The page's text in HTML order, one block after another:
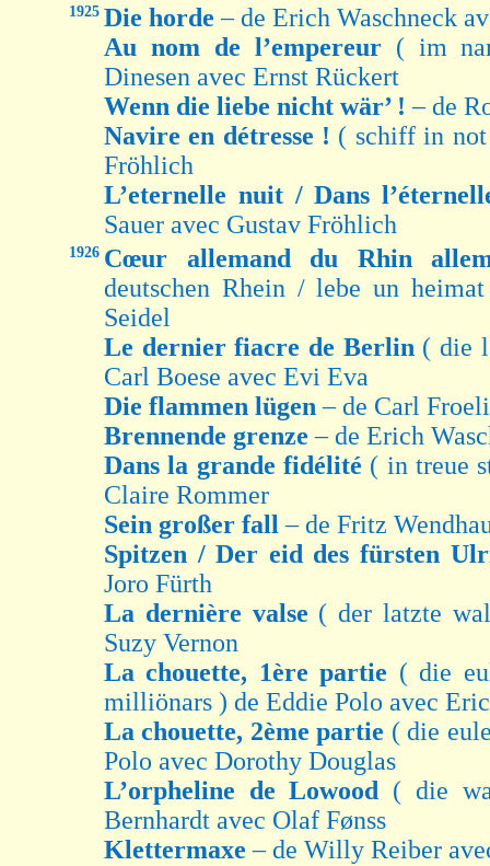
1925 Die horde– de Erich Waschneck
Au nom de l’empereur ( im
Dinesen avec Ernst Rückert
Wenn die liebe nicht wär’ !– de
Navire en détresse ! ( schiff in not
Fröhlich
L’eternelle nuit / Dans
Sauer avec Gustav Fröhlich
1926 Cœur allemand du Rhin
deutschen Rhein / lebe un
Seidel
Le dernier fiacre de Berlin ( die
Carl Boese avec Evi Eva
Die flammen lügen– de Carl
Brennende grenze– de Erich
Dans la grande fidélité ( in treue
Claire Rommer
Sein großer fall– de Fritz
Spitzen / Der eid des fürsten
Joro Fürth
La dernière valse ( der latzte
Suzy Vernon
La chouette, 1ère partie ( die
milliönars ) de Eddie Polo avec
La chouette, 2ème partie ( die
Polo avec Dorothy Douglas
L’orpheline de Lowood ( die
Bernhardt avec Olaf Fønss
Klettermaxe– de Willy Reiber